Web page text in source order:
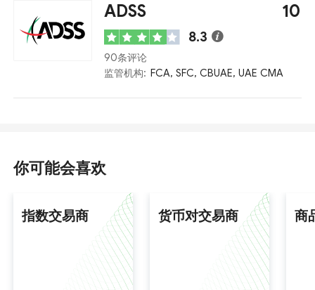
ADSS 10
8.3
90条评论
监管机构: FCA, SFC, CBUAE, UAE CMA
你可能会喜欢
指数交易商 货币对交易商 商